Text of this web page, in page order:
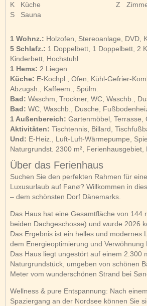
K
Küche
S
Sauna
Z
1 Wohnz.: Holzofen, Stereoanlage, DVD,
5 Schlafz.: 1 Doppelbett, 1 Doppelbett, 2
Kinderbett, Hochstuhl
1 Hems: 2 Liegen
Küche: E-Kochpl., Ofen, Kühl-Gefrier-
Abzugsh., Kaffeem., Spülm.
Bad: Waschm, Trockner, WC, Waschb.,
Bad: WC, Waschb., Dusche,
1 Außenbereich: Gartenmöbel, Terrasse,
Aktivitäten: Tischtennis, Billard,
Und: E-Heiz., Luft-Luft-Wärmepumpe,
Naturgrundst. 2300 m², Ferienhausgebiet,
Über das Ferienhaus
Suchen Sie den perfekten Rahmen für
Luxusurlaub auf Fanø? Willkommen in
– dem schönsten Dorf Dänemarks.
Das Haus hat eine Gesamtfläche von 144
beiden Dachgeschosse) und wurde 2026
Das Ergebnis ist ein helles und modernes
dem Energieoptimierung und Verwöhnung
Das Haus liegt ungestört auf einem 2.300
Naturgrundstück, umgeben von schönen
Meter vom wunderschönen Strand bei
Wellness & pure Entspannung: Nach
Spaziergang an der Nordsee können Sie